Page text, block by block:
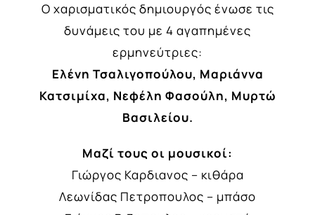
Ο χαρισματικός δημιουργός ένωσε τις
δυνάμεις του με 4 αγαπημένες
ερμηνεύτριες:
Ελένη Τσαλιγοπούλου, Μαριάννα
Κατσιμίχα, Νεφέλη Φασούλη, Μυρτώ
Βασιλείου.
Μαζί τους οι μουσικοί:
Γιώργος Καρδιανος – κιθάρα
Λεωνίδας Πετροπουλος – μπάσο